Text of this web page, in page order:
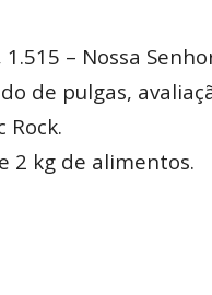
– Nossa
de pulgas,
Rock.
2 kg de alimentos.